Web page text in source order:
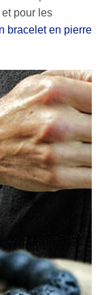
pour les
bracelet en pierre